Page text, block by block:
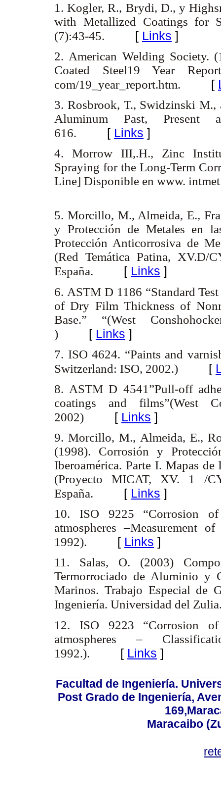
1. Kogler, R., Brydi, D., y
with Metallized Coatings for
(7):43-45.
[ Links ]
2. American Welding Society.
Coated Steel19 Year
com/19_year_report.htm.
[
3. Rosbrook, T., Swidzinski M.,
Aluminum Past, Present
616.
[ Links ]
4. Morrow III,.H., Zinc
Spraying for the Long-Term
Line] Disponible en www.
5. Morcillo, M., Almeida, E.,
y Protección de Metales en
Protección Anticorrosiva de
(Red Temática Patina, XV.D/
España.
[ Links ]
6. ASTM D 1186 “Standard
of Dry Film Thickness of
Base.” “(West
)
[ Links ]
7. ISO 4624. “Paints and
Switzerland: ISO, 2002.)
[
8. ASTM D 4541”Pull-off
coatings and films”(West
2002)
[ Links ]
9. Morcillo, M., Almeida, E.,
(1998). Corrosión y
Iberoamérica. Parte I. Mapas
(Proyecto MICAT, XV. 1 /
España.
[ Links ]
10. ISO 9225 “Corrosion
atmospheres –Measurement
1992).
[ Links ]
11. Salas, O. (2003)
Termorrociado de Aluminio y
Marinos. Trabajo Especial de
Ingeniería. Universidad del
12. ISO 9223 “Corrosion
atmospheres –
1992.).
[ Links ]
Facultad de Ingeniería.
Post Grado de Ingeniería,
Maracaibo